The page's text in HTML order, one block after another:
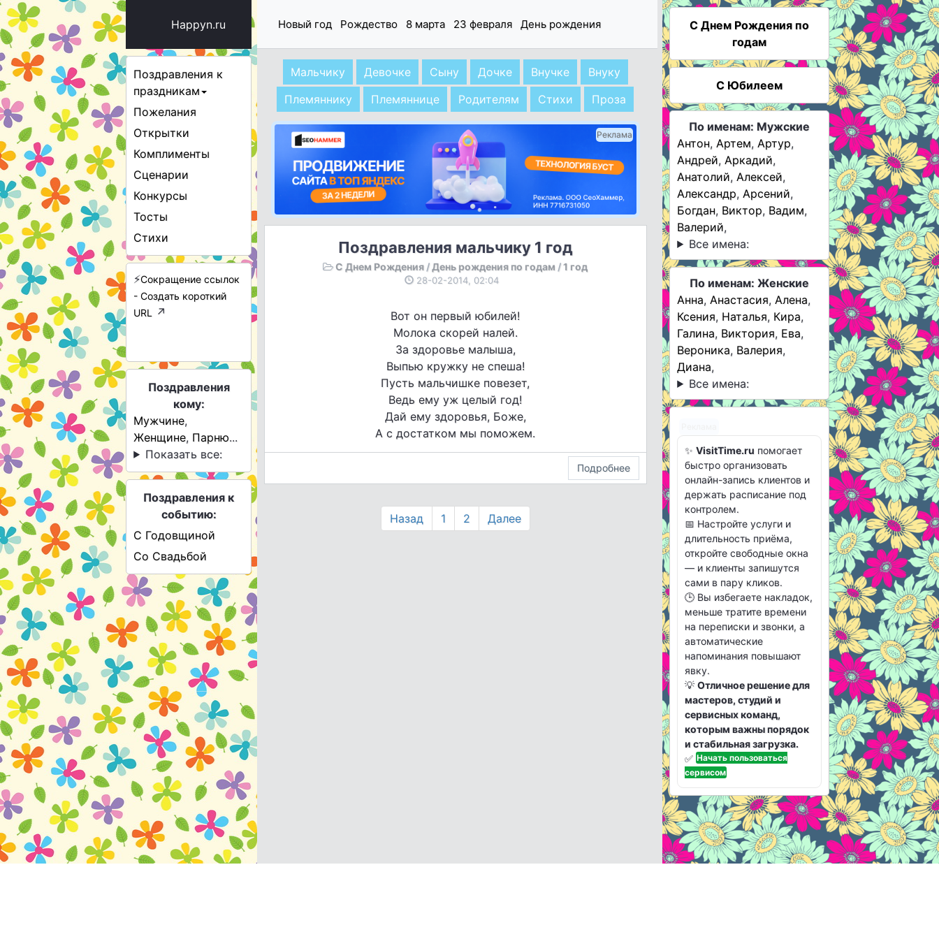
Новый год Рождество 8 марта 23 февраля День рождения
Happyn.ru
Поздравления к
праздникам
Пожелания
Открытки
Комплименты
Сценарии
Конкурсы
Тосты
Стихи
⚡Сокращение ссылок
- Создать короткий
URL
↗
Поздравления
кому:
Мужчине,
Женщине, Парню...
Показать все:
Поздравления к
событию:
С Годовщиной
Со Свадьбой
Мальчику Девочке Сыну Дочке Внучке
Внуку
Племяннику
Племяннице Родителям Стихи Проза
Реклама
Поздравления мальчику 1 год
С Днем Рождения/День рождения по годам /1 год
28-02-2014, 02:04
Вот он первый юбилей!
Молока скорей налей.
За здоровье малыша,
Выпью кружку не спеша!
Пусть мальчишке повезет,
Ведь ему уж целый год!
Дай ему здоровья, Боже,
А с достатком мы поможем.
Подробнее
Назад 1 2 Далее
C Днем Рождения по
годам
С Юбилеем
По именам: Мужские
Антон,Артем,Артур,
Андрей,Аркадий,
Анатолий,Алексей,
Александр,Арсений,
Богдан, Виктор, Вадим,
Валерий,
Все имена:
По именам: Женские
Анна,Анастасия,Алена,
Ксения, Наталья, Кира,
Галина, Виктория, Ева,
Вероника, Валерия,
Диана,
Все имена:
✨VisitTime.ru помогает
быстро организовать
онлайн-запись клиентов и
держать расписание под
контролем.
📅 Настройте услуги и
длительность приёма,
откройте свободные окна
— и клиенты запишутся
сами в пару кликов.
🕒 Вы избегаете накладок,
меньше тратите времени
на переписки и звонки, а
автоматические
напоминания повышают
явку.
💡Отличное решение для
мастеров, студий и
сервисных команд,
которым важны порядок
и стабильная загрузка.
✅ Начать пользоваться
сервисом